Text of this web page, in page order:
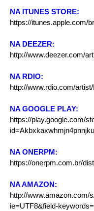
NA ITUNES STORE:
https://itunes.apple.com/
NA DEEZER:
http://www.deezer.com/
NA RDIO:
http://www.rdio.com/
NA GOOGLE PLAY:
https://play.google.com/
NA ONERPM:
https://onerpm.com.br/
NA AMAZON:
http://www.amazon.com/
ie=UTF8&field-